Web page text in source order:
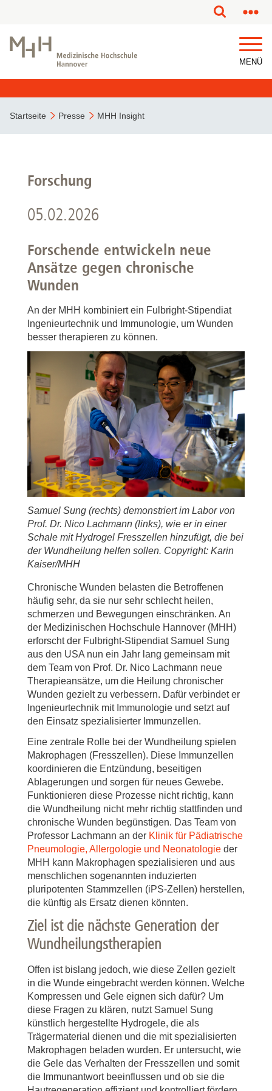
MENÜ
Startseite Presse MHH Insight
Forschung
05.02.2026
Forschende entwickeln neue
Ansätze gegen chronische
Wunden
An der MHH kombiniert ein Fulbright-Stipendiat
Ingenieurtechnik und Immunologie, um Wunden
besser therapieren zu können.
Samuel Sung (rechts) demonstriert im Labor von
Prof. Dr. Nico Lachmann (links), wie er in einer
Schale mit Hydrogel Fresszellen hinzufügt, die bei
der Wundheilung helfen sollen. Copyright: Karin
Kaiser/MHH
Chronische Wunden belasten die Betroffenen
häufig sehr, da sie nur sehr schlecht heilen,
schmerzen und Bewegungen einschränken. An
der Medizinischen Hochschule Hannover (MHH)
erforscht der Fulbright-Stipendiat Samuel Sung
aus den USA nun ein Jahr lang gemeinsam mit
dem Team von Prof. Dr. Nico Lachmann neue
Therapieansätze, um die Heilung chronischer
Wunden gezielt zu verbessern. Dafür verbindet er
Ingenieurtechnik mit Immunologie und setzt auf
den Einsatz spezialisierter Immunzellen.
Eine zentrale Rolle bei der Wundheilung spielen
Makrophagen (Fresszellen). Diese Immunzellen
koordinieren die Entzündung, beseitigen
Ablagerungen und sorgen für neues Gewebe.
Funktionieren diese Prozesse nicht richtig, kann
die Wundheilung nicht mehr richtig stattfinden und
chronische Wunden begünstigen. Das Team von
Professor Lachmann an der Klinik für Pädiatrische
Pneumologie, Allergologie und Neonatologie der
MHH kann Makrophagen spezialisieren und aus
menschlichen sogenannten induzierten
pluripotenten Stammzellen (iPS-Zellen) herstellen,
die künftig als Ersatz dienen könnten.
Ziel ist die nächste Generation der
Wundheilungstherapien
Offen ist bislang jedoch, wie diese Zellen gezielt
in die Wunde eingebracht werden können. Welche
Kompressen und Gele eignen sich dafür? Um
diese Fragen zu klären, nutzt Samuel Sung
künstlich hergestellte Hydrogele, die als
Trägermaterial dienen und die mit spezialisierten
Makrophagen beladen wurden. Er untersucht, wie
die Gele das Verhalten der Fresszellen und somit
die Immunantwort beeinflussen und ob sie die